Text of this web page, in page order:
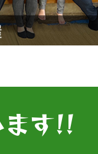
詳細を見る
ます!!